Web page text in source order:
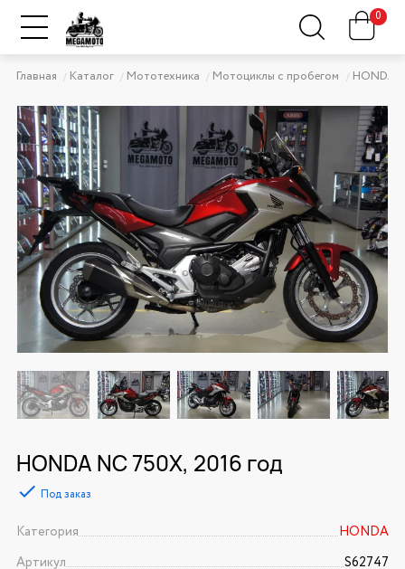
0
Главная Каталог Мототехника Мотоциклы с пробегом HONDA
HONDA NC 750X, 2016 год
Под заказ
Категория
HONDA
Артикул
S62747